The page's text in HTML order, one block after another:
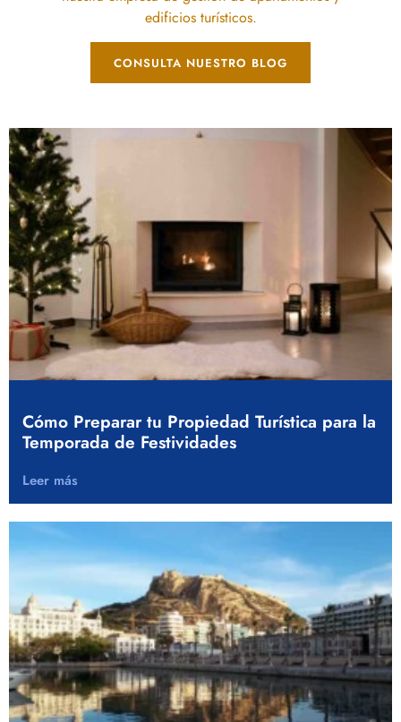
edificios turísticos.
CONSULTA NUESTRO BLOG
Cómo Preparar tu Propiedad Turística para la
Temporada de Festividades
Leer más